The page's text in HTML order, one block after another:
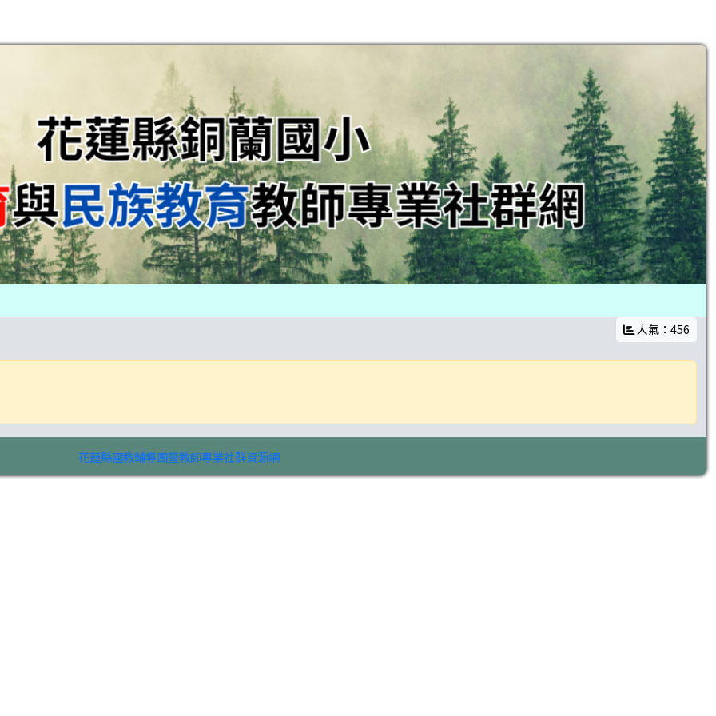
人氣：456
花蓮縣國教輔導團暨教師專業社群資源網